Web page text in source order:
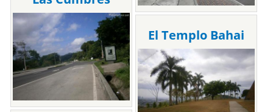
El Templo Bahai